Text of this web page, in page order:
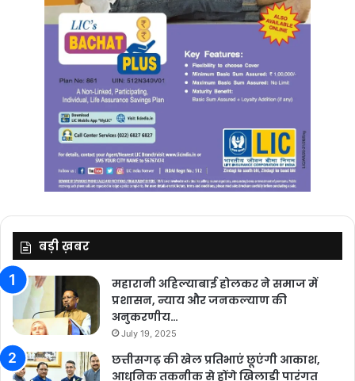
बड़ी ख़बर
महारानी अहिल्याबाई होलकर ने समाज में
प्रशासन, न्याय और जनकल्याण की
अनुकरणीय…
July 19, 2025
छत्तीसगढ़ की खेल प्रतिभाएं छूएंगी आकाश,
आधुनिक तकनीक से होंगे खिलाड़ी पारंगत